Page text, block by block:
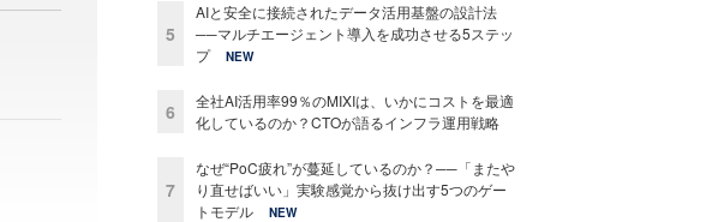
5
AIと安全に接続されたデータ活用基盤の設計法
──マルチエージェント導入を成功させる5ステッ
プ
NEW
6
全社AI活用率99％のMIXIは、いかにコストを最適
化しているのか？CTOが語るインフラ運用戦略
7
なぜ“PoC疲れ”が蔓延しているのか？──「またや
り直せばいい」実験感覚から抜け出す5つのゲー
トモデル
NEW